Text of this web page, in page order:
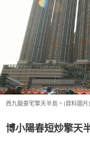
西九龍豪宅擎天半島。(資料圖片)
博小陽春短炒擎天